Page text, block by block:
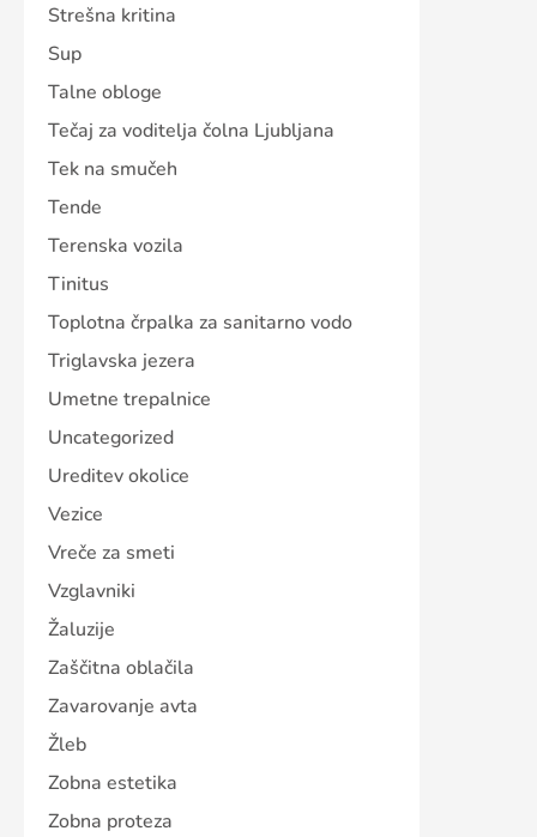
Strešna kritina
Sup
Talne obloge
Tečaj za voditelja čolna Ljubljana
Tek na smučeh
Tende
Terenska vozila
Tinitus
Toplotna črpalka za sanitarno vodo
Triglavska jezera
Umetne trepalnice
Uncategorized
Ureditev okolice
Vezice
Vreče za smeti
Vzglavniki
Žaluzije
Zaščitna oblačila
Zavarovanje avta
Žleb
Zobna estetika
Zobna proteza